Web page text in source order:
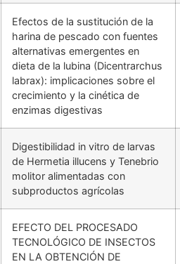
Efectos de la sustitución de la
harina de pescado con fuentes
alternativas emergentes en
dieta de la lubina (Dicentrarchus
labrax): implicaciones sobre el
crecimiento y la cinética de
enzimas digestivas
Digestibilidad in vitro de larvas
de Hermetia illucens y Tenebrio
molitor alimentadas con
subproductos agrícolas
EFECTO DEL PROCESADO
TECNOLÓGICO DE INSECTOS
EN LA OBTENCIÓN DE